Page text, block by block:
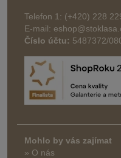
Telefon 1: (+420) 228
E-mail:
Číslo účtu: 5487372/
Mohlo by vás zajímat
» O nás